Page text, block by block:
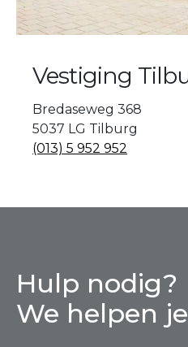
Vestiging
Bredaseweg 368
5037 LG Tilburg
(013) 5 952 952
Hulp nodig?
We helpen